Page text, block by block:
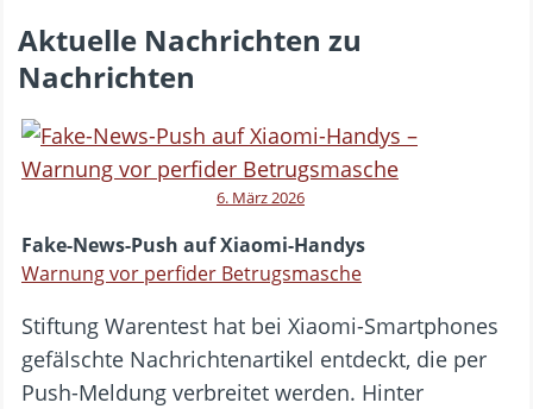
Aktuelle Nachrichten zu
Nachrichten
6. März 2026
Fake-News-Push auf Xiaomi-Handys
Warnung vor perfider Betrugsmasche
Stiftung Warentest hat bei Xiaomi-Smartphones
gefälschte Nachrichtenartikel entdeckt, die per
Push-Meldung verbreitet werden. Hinter